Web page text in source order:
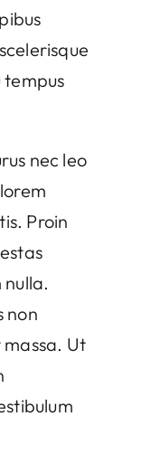
tempus
nec leo
Proin
non
Ut